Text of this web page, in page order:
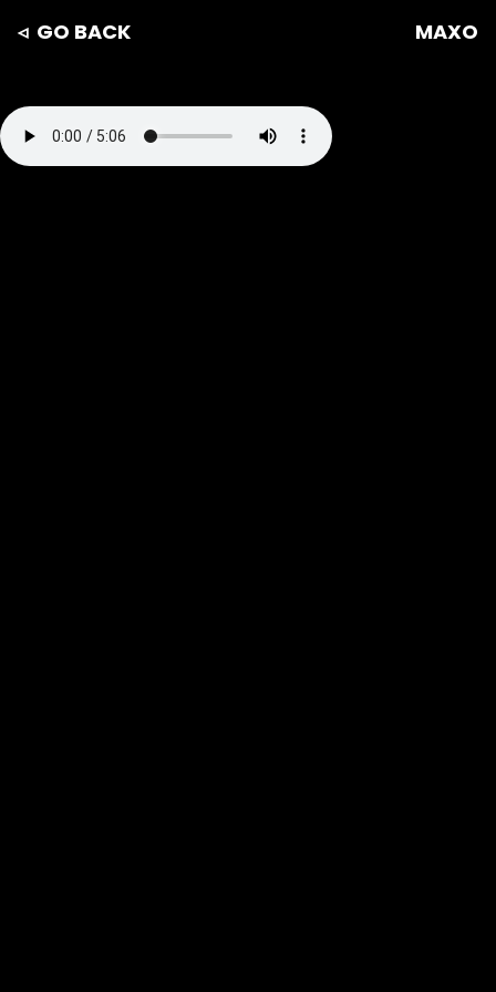
◃ GO BACK MAXO